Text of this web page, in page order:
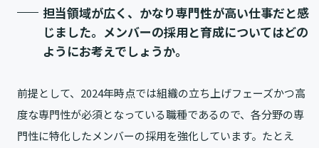
担当領域が広く、かなり専門性が高い仕事だと感
じました。メンバーの採用と育成についてはどの
ようにお考えでしょうか。
前提として、2024年時点では組織の立ち上げフェーズかつ高
度な専門性が必須となっている職種であるので、各分野の専
門性に特化したメンバーの採用を強化しています。たとえ